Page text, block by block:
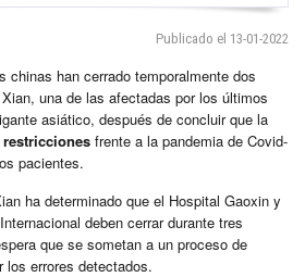
Publicado el 13-01-2022
chinas han cerrado temporalmente dos
una de las afectadas por los últimos
asiático, después de concluir que la
frente a la pandemia de Covid-
pacientes.
ha determinado que el Hospital Gaoxin y
deben cerrar durante tres
que se sometan a un proceso de
los errores detectados.